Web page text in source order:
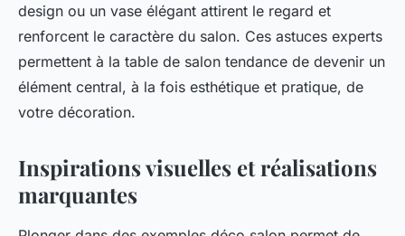
design ou un vase élégant attirent le regard et
renforcent le caractère du salon. Ces astuces experts
permettent à la table de salon tendance de devenir un
élément central, à la fois esthétique et pratique, de
votre décoration.
Inspirations visuelles et réalisations
marquantes